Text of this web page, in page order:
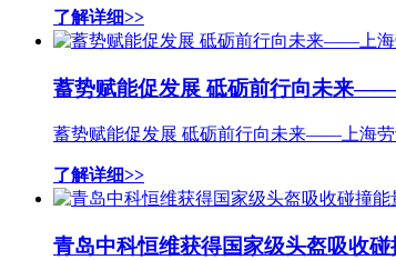
了解详细>>
蓄势赋能促发展 砥砺前行向未来
蓄势赋能促发展 砥砺前行向未来——上海
了解详细>>
青岛中科恒维获得国家级头盔吸收